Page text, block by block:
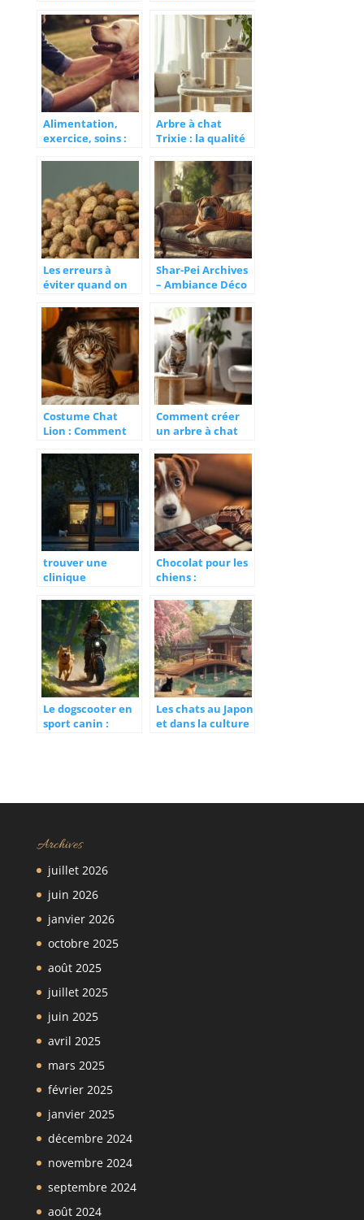
mentale
son chien
Alimentation,
exercice, soins :
pleine santé
Arbre à chat
Trixie : la qualité
votre matou – Les
témoignages qui
font la différence
Les erreurs à
éviter quand on
Shar-Pei Archives
– Ambiance Déco
pour un intérieur
adapté à votre
chien ridé
Costume Chat
Lion : Comment
en Felin
Majestueux pour
vos Soirees
Deguisees
Comment créer
un arbre à chat
L’importance des
griffoirs pour le
bien-être de votre
félin
trouver une
clinique
toulouse pour les
urgences de nuit
et jours fériés
Chocolat pour les
chiens :
réflexes qui
sauvent en cas
d’accident
Le dogscooter en
sport canin :
Les chats au Japon
et dans la culture
Archives
juillet 2026
juin 2026
janvier 2026
octobre 2025
août 2025
juillet 2025
juin 2025
avril 2025
mars 2025
février 2025
janvier 2025
décembre 2024
novembre 2024
septembre 2024
août 2024